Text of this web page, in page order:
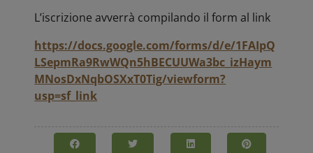
L’iscrizione avverrà compilando il form al link
https://docs.google.com/forms/d/e/1FAIpQ
LSepmRa9RwWQn5hBECUUWa3bc_izHaym
MNosDxNqbOSXxT0Tig/viewform?
usp=sf_link